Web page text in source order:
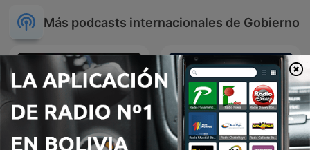
Más podcasts internacionales de Gobierno